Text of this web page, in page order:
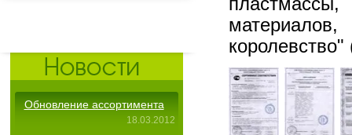
Обновление ассортимента
18.03.2012